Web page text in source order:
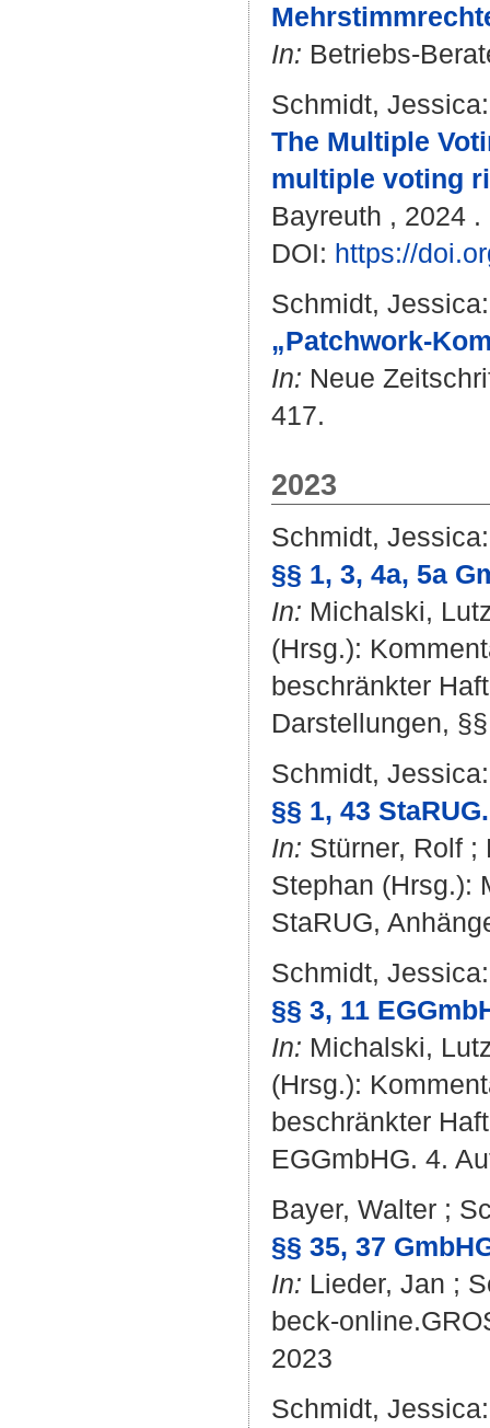
In: Betriebs-
Schmidt, Jessica:
The Multiple
multiple voting
Bayreuth , 2024
DOI: https://
Schmidt, Jessica:
„Patchwork-
In: Neue
417.
2023
Schmidt, Jessica:
§§ 1, 3, 4a, 5a
In: Michalski,
(Hrsg.):
beschränkter
Darstellungen,
Schmidt, Jessica:
§§ 1, 43 StaRUG.
In: Stürner, Rolf ;
Stephan (Hrsg.):
StaRUG,
Schmidt, Jessica:
§§ 3, 11
In: Michalski,
(Hrsg.):
beschränkter
EGGmbHG. 4.
Bayer, Walter ;
§§ 35, 37
In: Lieder, Jan ;
beck-
2023
Schmidt, Jessica: